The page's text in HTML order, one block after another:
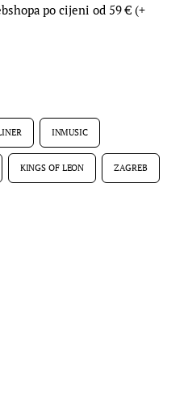
po cijeni od 59 € (+
INMUSIC
KINGS OF LEON ZAGREB